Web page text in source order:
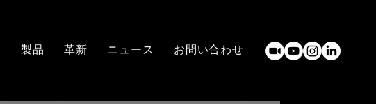
製品 革新 ニュース お問い合わせ